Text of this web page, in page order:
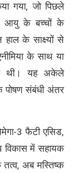
गया, जो पिछले
आयु के बच्चों के
हाल के साक्ष्यों से
के साथ या
थी। यह अकेले
पोषण संबंधी अंतर
3 फैटी एसिड,
विकास में सहायक
अब मस्तिष्क